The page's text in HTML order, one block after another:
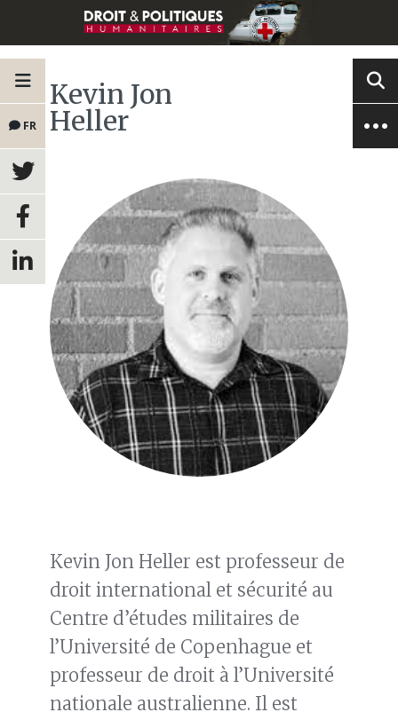
FR
Kevin Jon
Heller
Kevin Jon Heller est professeur de
droit international et sécurité au
Centre d’études militaires de
l’Université de Copenhague et
professeur de droit à l’Université
nationale australienne. Il est